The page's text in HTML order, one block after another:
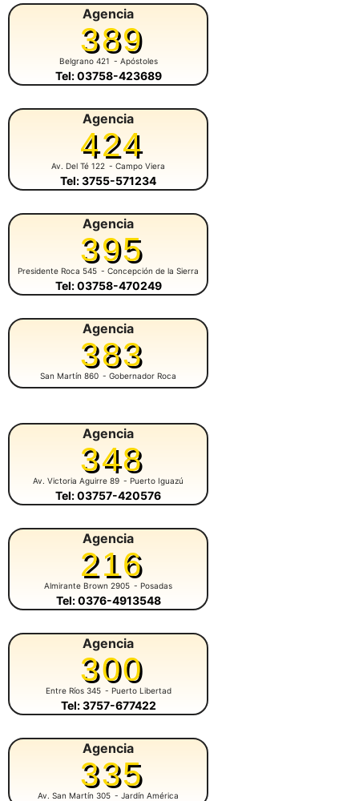
Agencia
389
Belgrano 421 - Apóstoles
Tel: 03758-423689
Agencia
424
Av. Del Té 122 - Campo Viera
Tel: 3755-571234
Agencia
395
Presidente Roca 545 - Concepción de la Sierra
Tel: 03758-470249
Agencia
383
San Martín 860 - Gobernador Roca
Agencia
348
Av. Victoria Aguirre 89 - Puerto Iguazú
Tel: 03757-420576
Agencia
216
Almirante Brown 2905 - Posadas
Tel: 0376-4913548
Agencia
300
Entre Ríos 345 - Puerto Libertad
Tel: 3757-677422
Agencia
335
Av. San Martín 305 - Jardín América